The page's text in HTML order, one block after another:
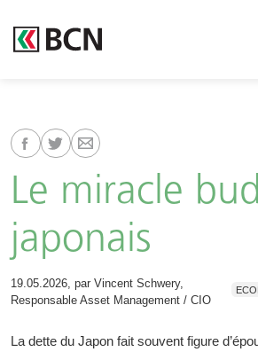
Le miracle
japonais
19.05.2026, par Vincent Schwery,
Responsable Asset Management / CIO
La dette du Japon fait souvent figure